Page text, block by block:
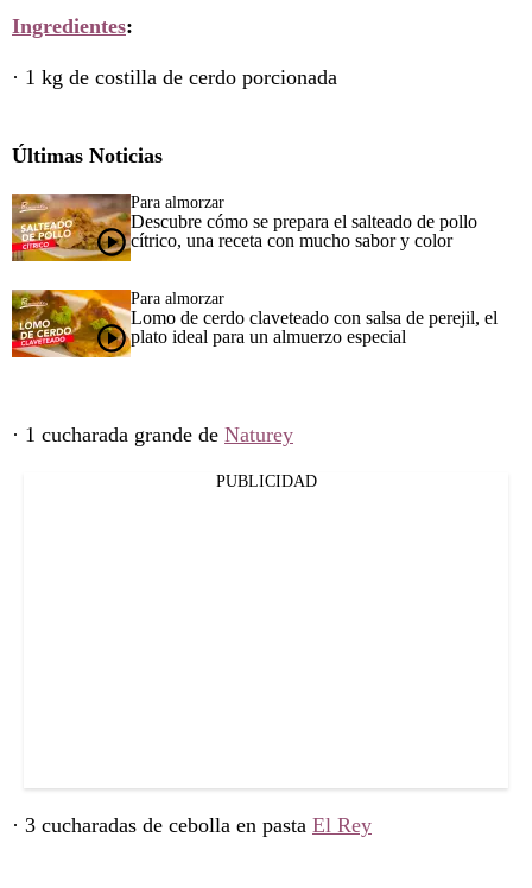
Ingredientes:
· 1 kg de costilla de cerdo porcionada
Últimas Noticias
Para almorzar
Descubre cómo se prepara el salteado de pollo
cítrico, una receta con mucho sabor y color
Para almorzar
Lomo de cerdo claveteado con salsa de perejil, el
plato ideal para un almuerzo especial
· 1 cucharada grande de Naturey
PUBLICIDAD
· 3 cucharadas de cebolla en pasta El Rey